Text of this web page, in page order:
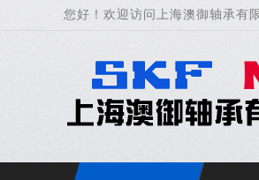
您好！欢迎访问上海澳御轴承有